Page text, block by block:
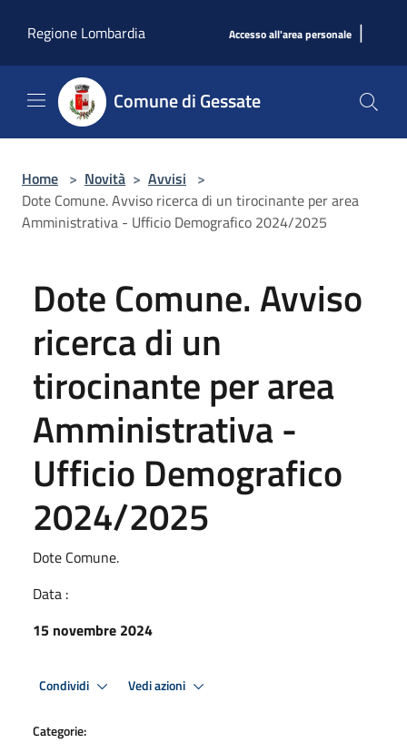
Regione Lombardia
Accesso all'area personale |
Comune di Gessate
Home > Novità > Avvisi >
Dote Comune. Avviso ricerca di un tirocinante per area
Amministrativa - Ufficio Demografico 2024/2025
Dote Comune. Avviso
ricerca di un
tirocinante per area
Amministrativa -
Ufficio Demografico
2024/2025
Dote Comune.
Data :
15 novembre 2024
Condividi Vedi azioni
Categorie: